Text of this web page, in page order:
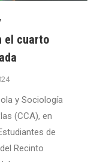
el cuarto
y Sociología
(CCA), en
de
Recinto